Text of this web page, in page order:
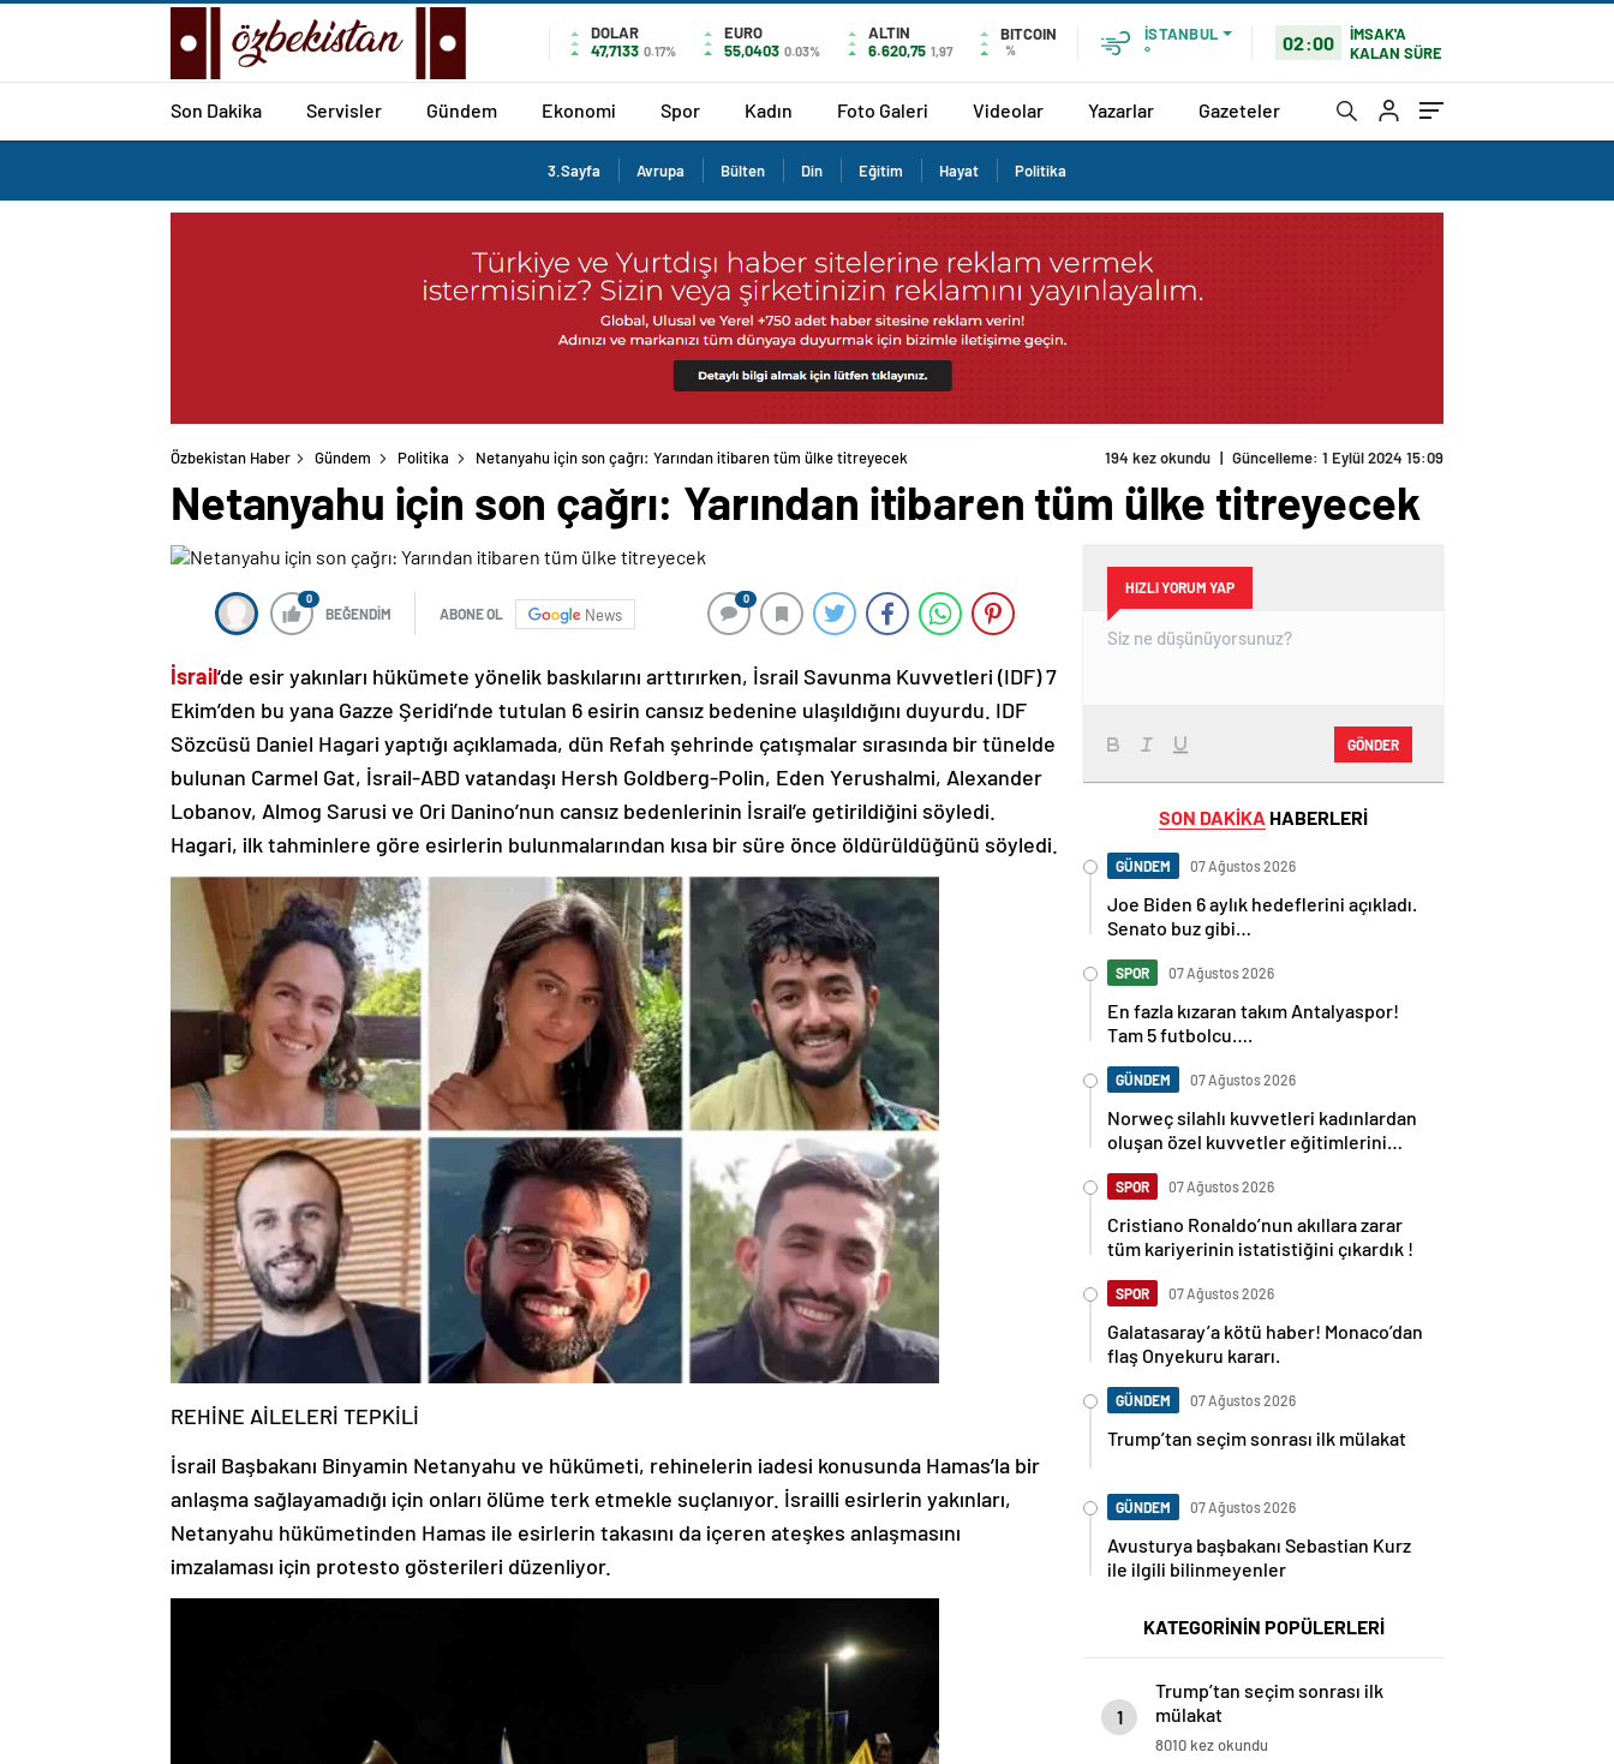
DOLAR
47,7133 0.17%
EURO
55,0403 0.03%
ALTIN
6.620,75 1,97
BITCOIN
%
İSTANBUL
°
02:00
İMSAK'A
KALAN SÜRE
Son Dakika Servisler Gündem Ekonomi Spor Kadın Foto Galeri Videolar Yazarlar Gazeteler
3.Sayfa Avrupa Bülten Din Eğitim Hayat Politika
Özbekistan Haber Gündem Politika Netanyahu için son çağrı: Yarından itibaren tüm ülke titreyecek 194 kez okundu | Güncelleme: 1 Eylül 2024 15:09
Netanyahu için son çağrı: Yarından itibaren tüm ülke titreyecek
0
BEĞENDİM ABONE OL News
0
İsrail‘de esir yakınları hükümete yönelik baskılarını arttırırken, İsrail Savunma Kuvvetleri (IDF) 7
Ekim’den bu yana Gazze Şeridi’nde tutulan 6 esirin cansız bedenine ulaşıldığını duyurdu. IDF
Sözcüsü Daniel Hagari yaptığı açıklamada, dün Refah şehrinde çatışmalar sırasında bir tünelde
bulunan Carmel Gat, İsrail-ABD vatandaşı Hersh Goldberg-Polin, Eden Yerushalmi, Alexander
Lobanov, Almog Sarusi ve Ori Danino’nun cansız bedenlerinin İsrail’e getirildiğini söyledi.
Hagari, ilk tahminlere göre esirlerin bulunmalarından kısa bir süre önce öldürüldüğünü söyledi.
REHİNE AİLELERİ TEPKİLİ
İsrail Başbakanı Binyamin Netanyahu ve hükümeti, rehinelerin iadesi konusunda Hamas’la bir
anlaşma sağlayamadığı için onları ölüme terk etmekle suçlanıyor. İsrailli esirlerin yakınları,
Netanyahu hükümetinden Hamas ile esirlerin takasını da içeren ateşkes anlaşmasını
imzalaması için protesto gösterileri düzenliyor.
HIZLI YORUM YAP
GÖNDER
SON DAKİKA HABERLERİ
GÜNDEM 07 Ağustos 2026
Joe Biden 6 aylık hedeflerini açıkladı.
Senato buz gibi…
SPOR 07 Ağustos 2026
En fazla kızaran takım Antalyaspor!
Tam 5 futbolcu….
GÜNDEM 07 Ağustos 2026
Norweç silahlı kuvvetleri kadınlardan
oluşan özel kuvvetler eğitimlerini
SPOR 07 Ağustos 2026
Cristiano Ronaldo’nun akıllara zarar
tüm kariyerinin istatistiğini çıkardık !
SPOR 07 Ağustos 2026
Galatasaray’a kötü haber! Monaco’dan
flaş Onyekuru kararı.
GÜNDEM 07 Ağustos 2026
Trump’tan seçim sonrası ilk mülakat
GÜNDEM 07 Ağustos 2026
Avusturya başbakanı Sebastian Kurz
ile ilgili bilinmeyenler
KATEGORİNİN POPÜLERLERİ
1
Trump’tan seçim sonrası ilk
mülakat
8010 kez okundu